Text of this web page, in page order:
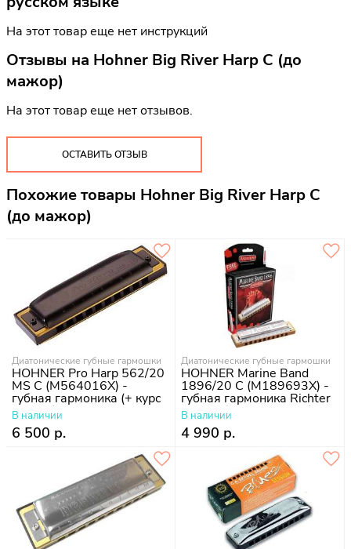
На этот товар еще нет инструкций
Отзывы на Hohner Big River Harp C (до
мажор)
На этот товар еще нет отзывов.
ОСТАВИТЬ ОТЗЫВ
Похожие товары Hohner Big River Harp C
(до мажор)
Диатонические губные гармошки
HOHNER Pro Harp 562/20
MS C (M564016X) -
губная гармоника (+ курс
уроков)
В наличии
6 500 р.
Диатонические губные гармошки
HOHNER Marine Band
1896/20 C (M189693X) -
губная гармоника Richter
Classic (+ курс уроков)
В наличии
4 990 р.